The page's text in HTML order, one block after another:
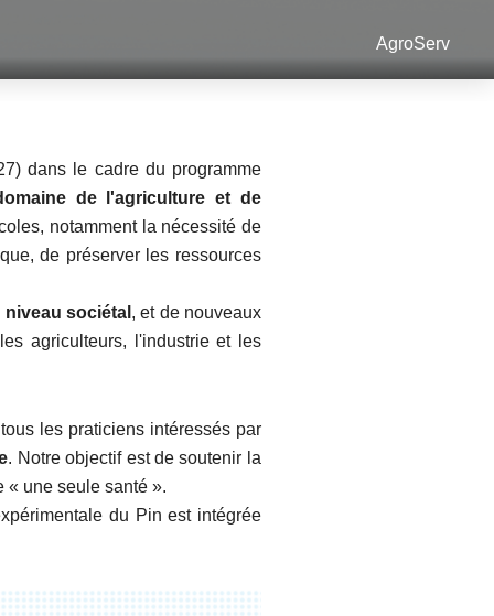
AgroServ
dans le cadre du programme
de l'agriculture et de
notamment la nécessité de
de préserver les ressources
sociétal , et de nouveaux
agriculteurs, l'industrie et les
les praticiens intéressés par
. Notre objectif est de soutenir la
« une seule santé ».
du Pin est intégrée